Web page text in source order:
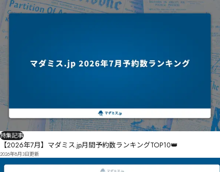
特集記事
【2026年7月】マダミス.jp月間予約数ランキングTOP10👑
2026年8月3日更新